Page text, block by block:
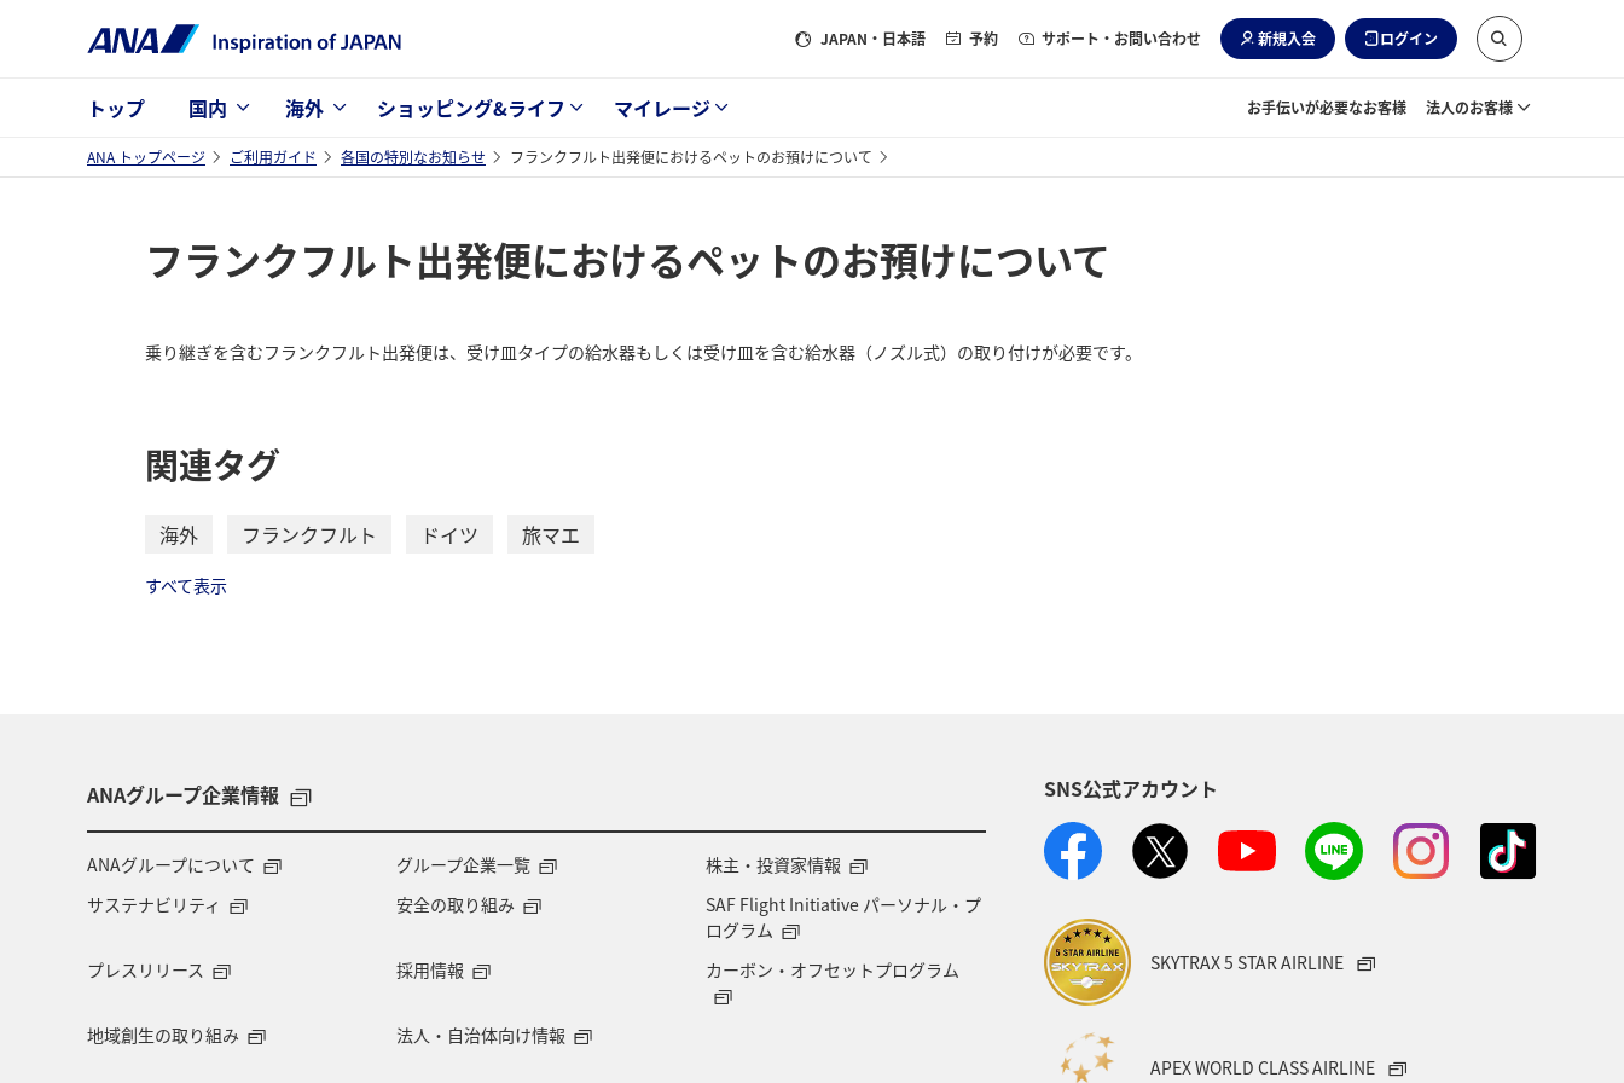
JAPAN ・日本語 予約 サポート・お問い合わせ 新規入会 ログイン
トップ 国内 海外 ショッピング&ライフ マイレージ お手伝いが必要なお客様 法人のお客様
ANA トップページ ご利用ガイド 各国の特別なお知らせ フランクフルト出発便におけるペットのお預けについて
フランクフルト出発便におけるペットのお預けについて
乗り継ぎを含むフランクフルト出発便は、受け皿タイプの給水器もしくは受け皿を含む給水器（ノズル式）の取り付けが必要です。
関連タグ
海外 フランクフルト ドイツ 旅マエ
すべて表示
ANAグループ企業情報
ANAグループについて グループ企業一覧
株主・投資家情報
サステナビリティ
安全の取り組み
SAF Flight Initiative パーソナル・プ
ログラム
プレスリリース
採用情報 カーボン・オフセットプログラム
地域創生の取り組み 法人・自治体向け情報
SNS公式アカウント
SKYTRAX 5 STAR AIRLINE
APEX WORLD CLASS AIRLINE